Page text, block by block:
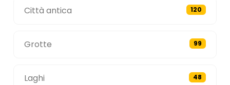
Città antica 120
Grotte 99
Laghi 48